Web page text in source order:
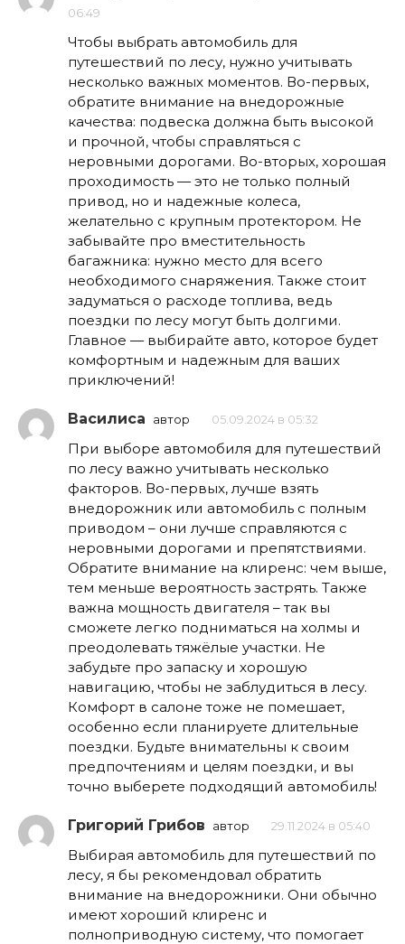
06:49
Чтобы выбрать автомобиль для
путешествий по лесу, нужно учитывать
несколько важных моментов. Во-первых,
обратите внимание на внедорожные
качества: подвеска должна быть высокой
и прочной, чтобы справляться с
неровными дорогами. Во-вторых, хорошая
проходимость — это не только полный
привод, но и надежные колеса,
желательно с крупным протектором. Не
забывайте про вместительность
багажника: нужно место для всего
необходимого снаряжения. Также стоит
задуматься о расходе топлива, ведь
поездки по лесу могут быть долгими.
Главное — выбирайте авто, которое будет
комфортным и надежным для ваших
приключений!
Василиса автор 05.09.2024 в 05:32
При выборе автомобиля для путешествий
по лесу важно учитывать несколько
факторов. Во-первых, лучше взять
внедорожник или автомобиль с полным
приводом – они лучше справляются с
неровными дорогами и препятствиями.
Обратите внимание на клиренс: чем выше,
тем меньше вероятность застрять. Также
важна мощность двигателя – так вы
сможете легко подниматься на холмы и
преодолевать тяжёлые участки. Не
забудьте про запаску и хорошую
навигацию, чтобы не заблудиться в лесу.
Комфорт в салоне тоже не помешает,
особенно если планируете длительные
поездки. Будьте внимательны к своим
предпочтениям и целям поездки, и вы
точно выберете подходящий автомобиль!
Григорий Грибов автор 29.11.2024 в 05:40
Выбирая автомобиль для путешествий по
лесу, я бы рекомендовал обратить
внимание на внедорожники. Они обычно
имеют хороший клиренс и
полноприводную систему, что помогает